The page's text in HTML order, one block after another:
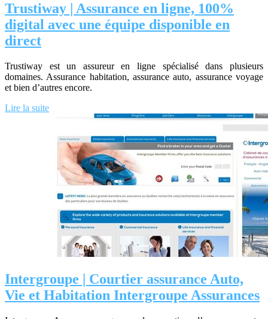
Trustiway | Assurance en ligne, 100%
digital avec une équipe disponible en
direct
Trustiway est un assureur en ligne spécialisé dans plusieurs
domaines. Assurance habitation, assurance auto, assurance voyage
et bien d’autres encore.
Lire la suite
Intergroupe | Courtier assurance Auto,
Vie et Habitation Intergroupe Assurances